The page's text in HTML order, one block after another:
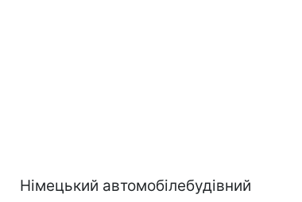
Німецький автомобілебудівний